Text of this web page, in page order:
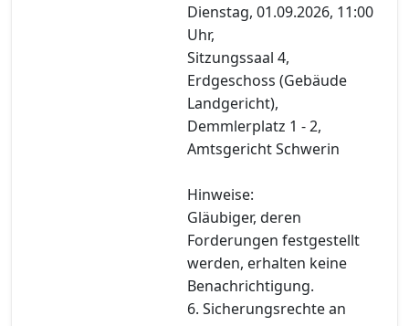
Dienstag, 01.09.2026, 11:00
Uhr,
Sitzungssaal 4,
Erdgeschoss (Gebäude
Landgericht),
Demmlerplatz 1 - 2,
Amtsgericht Schwerin
Hinweise:
Gläubiger, deren
Forderungen festgestellt
werden, erhalten keine
Benachrichtigung.
6. Sicherungsrechte an